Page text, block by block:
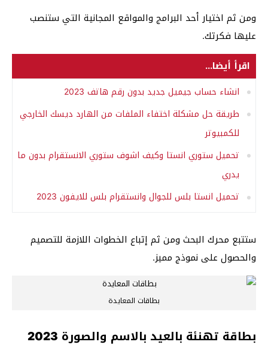
ومن ثم اختيار أحد البرامج والمواقع المجانية التي ستنصب
عليها فكرتك.
اقرأ أيضا...
انشاء حساب جيميل جديد بدون رقم هاتف 2023
طريقة حل مشكلة اختفاء الملفات من الهارد ديسك الخارجي
للكمبيوتر
تحميل ستوري انستا وكيف اشوف ستوري الانستقرام بدون ما
يدري
تحميل انستا بلس للجوال وانستقرام بلس للايفون 2023
ستتبع محرك البحث ومن ثم إتباع الخطوات اللازمة للتصميم
والحصول على نموذج مميز.
بطاقات المعايدة
بطاقة تهنئة بالعيد بالاسم والصورة 2023